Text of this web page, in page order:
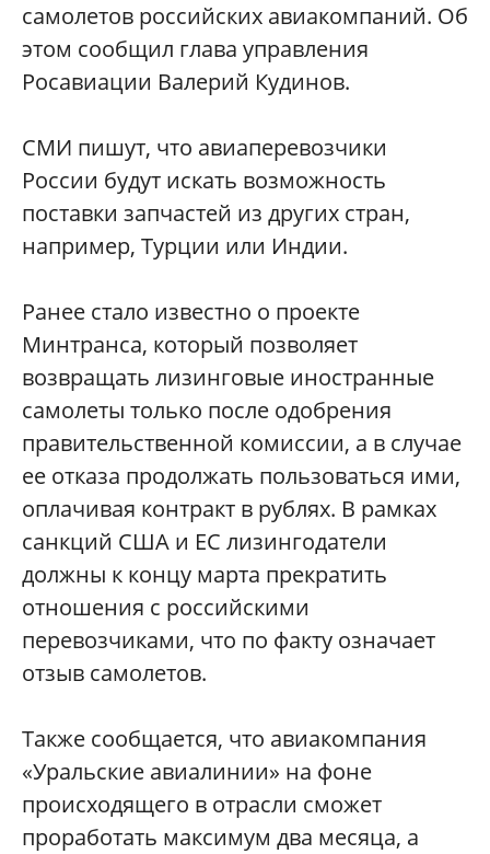
самолетов российских авиакомпаний. Об
этом сообщил глава управления
Росавиации Валерий Кудинов.
СМИ пишут, что авиаперевозчики
России будут искать возможность
поставки запчастей из других стран,
например, Турции или Индии.
Ранее стало известно о проекте
Минтранса, который позволяет
возвращать лизинговые иностранные
самолеты только после одобрения
правительственной комиссии, а в случае
ее отказа продолжать пользоваться ими,
оплачивая контракт в рублях. В рамках
санкций США и ЕС лизингодатели
должны к концу марта прекратить
отношения с российскими
перевозчиками, что по факту означает
отзыв самолетов.
Также сообщается, что авиакомпания
«Уральские авиалинии» на фоне
происходящего в отрасли сможет
проработать максимум два месяца, а